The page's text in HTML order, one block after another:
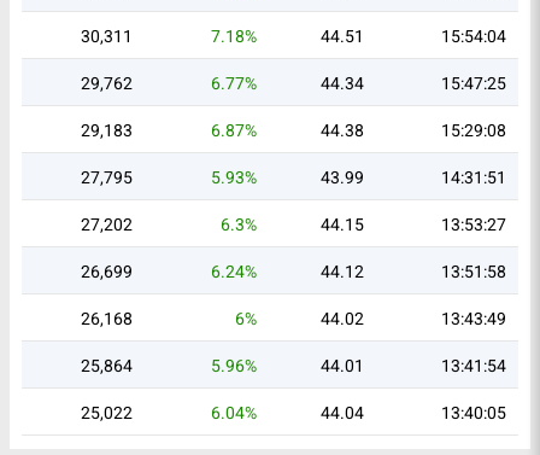
15:54:04
44.51
7.18%
30,311
15:47:25
44.34
6.77%
29,762
15:29:08
44.38
6.87%
29,183
14:31:51
43.99
5.93%
27,795
13:53:27
44.15
6.3%
27,202
13:51:58
44.12
6.24%
26,699
13:43:49
44.02
6%
26,168
13:41:54
44.01
5.96%
25,864
13:40:05
44.04
6.04%
25,022